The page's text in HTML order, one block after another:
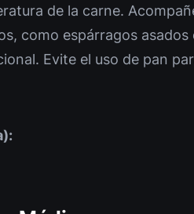
de la carne.
como espárragos
Evite el uso de pan